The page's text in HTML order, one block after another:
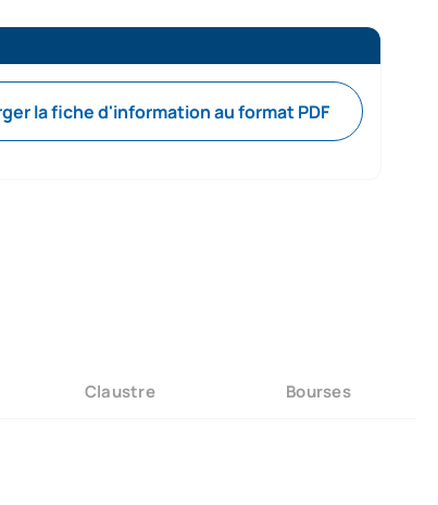
la fiche d'information au format PDF
Claustre Bourses